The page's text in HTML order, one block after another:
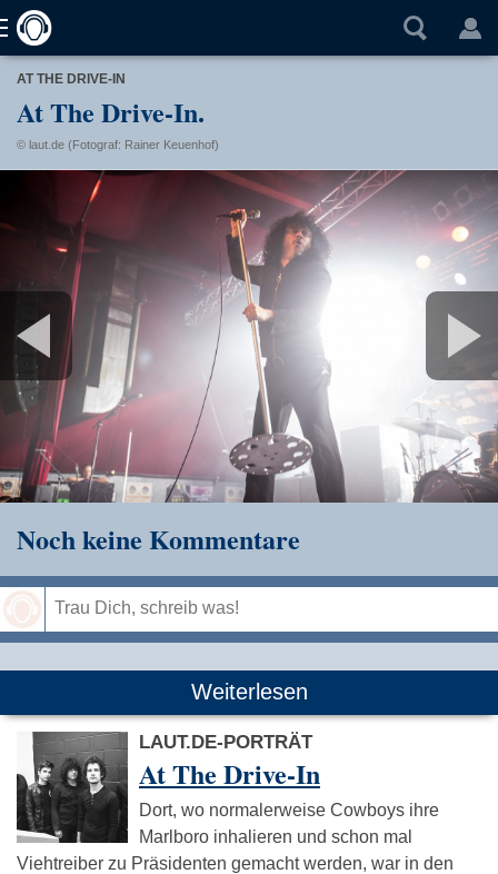
AT THE DRIVE-IN
At The Drive-In.
© laut.de (Fotograf: Rainer Keuenhof)
Noch keine Kommentare
Weiterlesen
LAUT.DE-PORTRÄT
At The Drive-In
Dort, wo normalerweise Cowboys ihre
Marlboro inhalieren und schon mal
Viehtreiber zu Präsidenten gemacht werden, war in den